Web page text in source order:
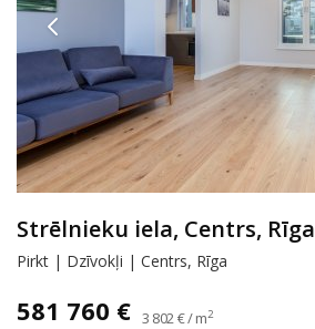
Strēlnieku iela, Centrs, Rīga
Pirkt | Dzīvokļi | Centrs, Rīga
581 760 € 3 802 € / m2